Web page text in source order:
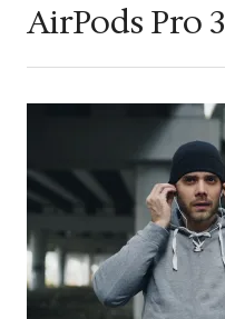
AirPods Pro 3